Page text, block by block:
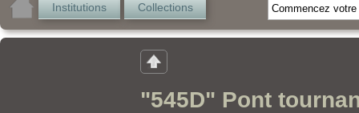
Institutions Collections
"545D" Pont